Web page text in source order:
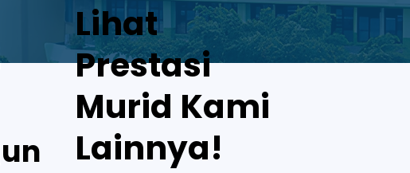
Lihat
Prestasi
Murid Kami
Lainnya!